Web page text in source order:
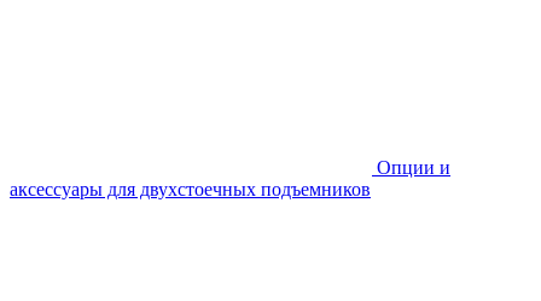
Опции и
аксессуары для двухстоечных подъемников